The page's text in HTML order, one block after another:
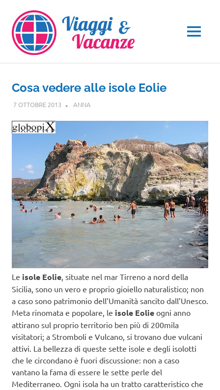
contenuto
MENU
Cosa vedere alle isole Eolie
7 OTTOBRE 2013 ANNA
Le isole Eolie, situate nel mar Tirreno a nord della
Sicilia, sono un vero e proprio gioiello naturalistico; non
a caso sono patrimonio dell’Umanità sancito dall’Unesco.
Meta rinomata e popolare, le isole Eolie ogni anno
attirano sul proprio territorio ben più di 200mila
visitatori; a Stromboli e Vulcano, si trovano due vulcani
attivi. La bellezza di queste sette isole e degli isolotti
che le circondano è fuori discussione: non a caso
vantano la fama di essere le sette perle del
Mediterraneo. Ogni isola ha un tratto caratteristico che